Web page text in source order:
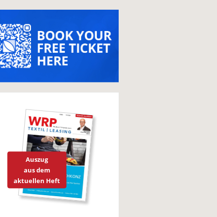
Auszug
aus dem
aktuellen Heft